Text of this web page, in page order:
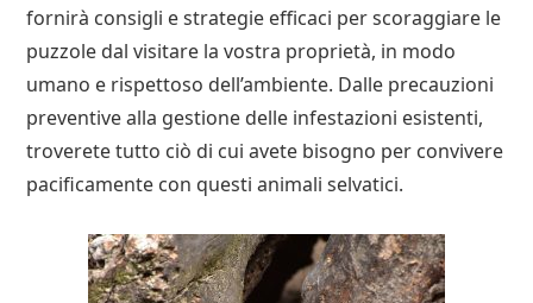
fornirà consigli e strategie efficaci per scoraggiare le
puzzole dal visitare la vostra proprietà, in modo
umano e rispettoso dell’ambiente. Dalle precauzioni
preventive alla gestione delle infestazioni esistenti,
troverete tutto ciò di cui avete bisogno per convivere
pacificamente con questi animali selvatici.